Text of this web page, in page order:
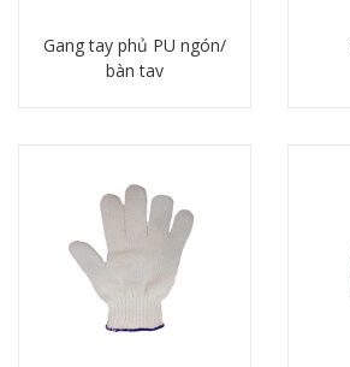
Gang tay phủ PU ngón/
bàn tay